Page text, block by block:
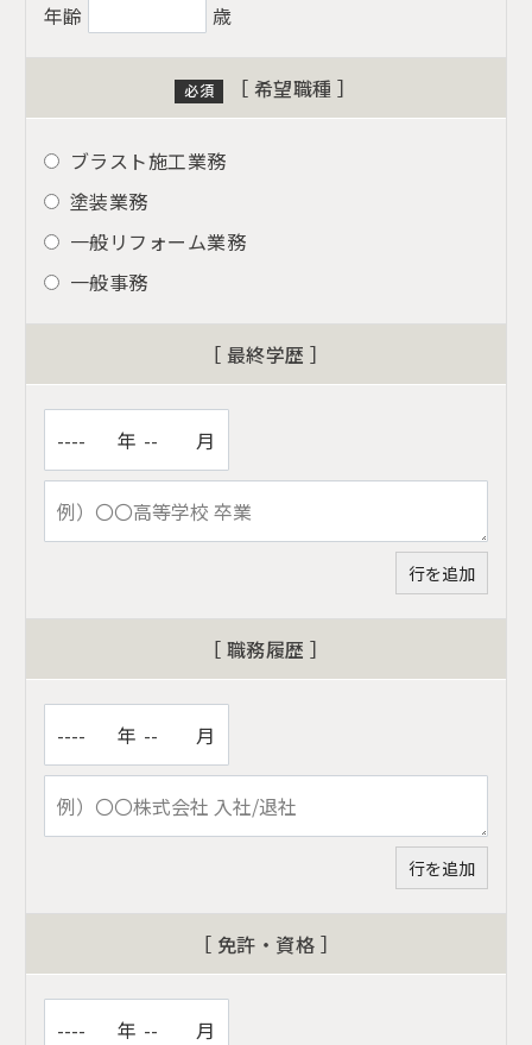
年齢 歳
必須 ［ 希望職種 ］
ブラスト施工業務
塗装業務
一般リフォーム業務
一般事務
［ 最終学歴 ］
年 月
［ 職務履歴 ］
年 月
［ 免許・資格 ］
年 月